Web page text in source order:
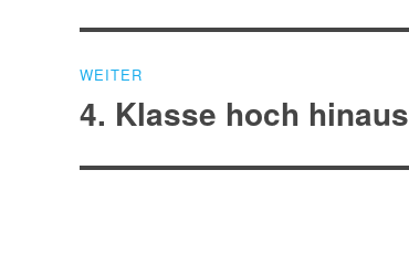
WEITER
Nächster
4. Klasse hoch hinaus